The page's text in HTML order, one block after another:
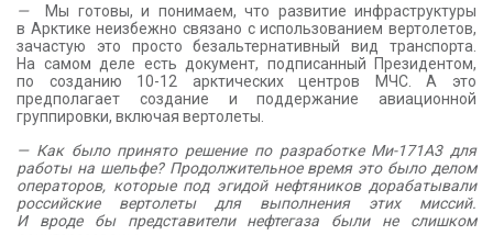
—
Мы готовы, и понимаем, что развитие инфраструктуры
в Арктике неизбежно связано с использованием вертолетов,
зачастую это просто безальтернативный вид транспорта.
На самом деле есть документ, подписанный Президентом,
по созданию 10-12 арктических центров МЧС. А это
предполагает создание и поддержание авиационной
группировки, включая вертолеты.
— Как было принято решение по разработке Ми-171А3 для
работы на шельфе? Продолжительное время это было делом
операторов, которые под эгидой нефтяников дорабатывали
российские вертолеты для выполнения этих миссий.
И вроде бы представители нефтегаза были не слишком